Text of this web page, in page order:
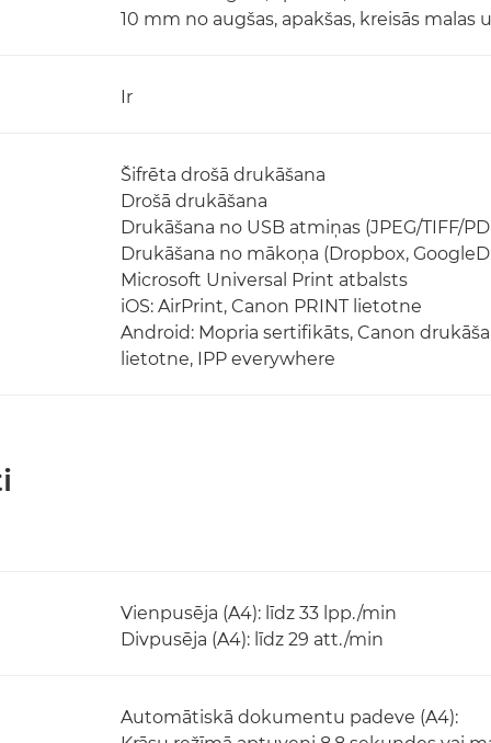
10 mm no augšas, apakšas, kreisās malas
Ir
Šifrēta drošā drukāšana
Drošā drukāšana
Drukāšana no USB atmiņas (JPEG/TIFF/
Drukāšana no mākoņa (Dropbox,
Microsoft Universal Print atbalsts
iOS: AirPrint, Canon PRINT lietotne
Android: Mopria sertifikāts, Canon
lietotne, IPP everywhere
Vienpusēja (A4): līdz 33 lpp./min
Divpusēja (A4): līdz 29 att./min
Automātiskā dokumentu padeve (A4):